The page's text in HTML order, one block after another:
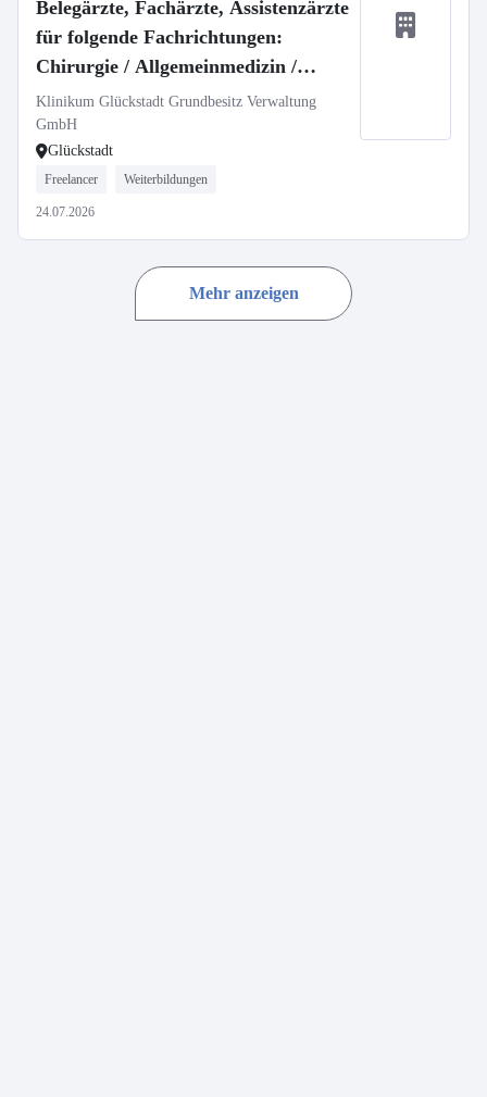
Belegärzte, Fachärzte, Assistenzärzte
für folgende Fachrichtungen:
Chirurgie / Allgemeinmedizin /
Innere Medizin / Dermatologie /
HNO usw.
Klinikum Glückstadt Grundbesitz Verwaltung
GmbH
Glückstadt
Freelancer Weiterbildungen
24.07.2026
Mehr anzeigen